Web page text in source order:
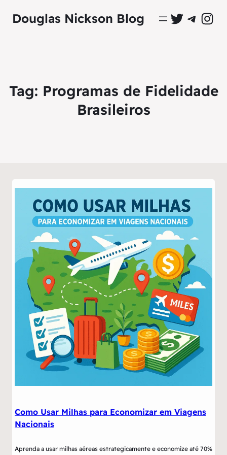
Douglas Nickson Blog Perfil Oficial no Twitter
Grupo Oficial no
Perfil
Tag: Programas de Fidelidade
Brasileiros
Como Usar Milhas para Economizar em Viagens
Nacionais
Aprenda a usar milhas aéreas estrategicamente e economize até 70%